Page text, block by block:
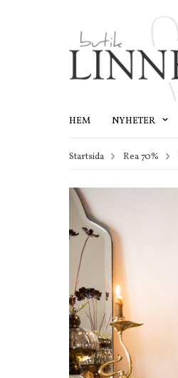
HEM NYHETER
Startsida Rea 70%